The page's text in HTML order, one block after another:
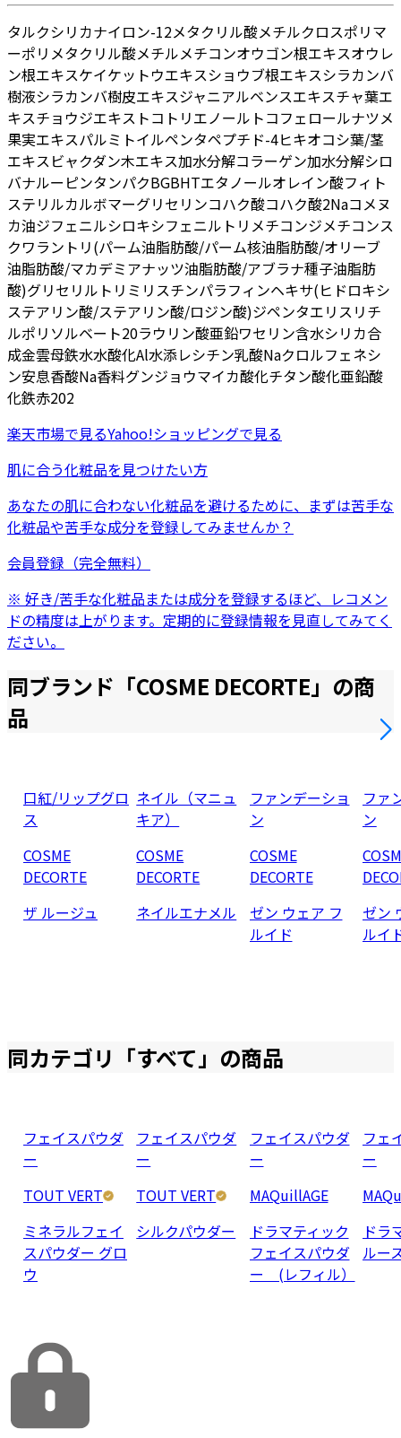
タルクシリカナイロン-12メタクリル酸メチルクロスポリマ
ーポリメタクリル酸メチルメチコンオウゴン根エキスオウレ
ン根エキスケイケットウエキスショウブ根エキスシラカンバ
樹液シラカンバ樹皮エキスジャニアルベンスエキスチャ葉エ
キスチョウジエキス トコトリエノール トコフェロールナツメ
果実エキスパルミトイルペンタペプチド-4ヒキオコシ葉/茎
エキスビャクダン木エキス加水分解コラーゲン加水分解シロ
バナルーピンタンパクBGBHTエタノールオレイン酸フィト
ステリルカルボマーグリセリンコハク酸コハク酸2Naコメヌ
カ油ジフェニルシロキシフェニルトリメチコンジメチコンス
クワラン トリ(パーム油脂肪酸/パーム核油脂肪酸/オリーブ
油脂肪酸/マカデミアナッツ油脂肪酸/アブラナ種子油脂肪
酸)グリセリル トリミリスチンパラフィンヘキサ(ヒドロキシ
ステアリン酸/ステアリン酸/ロジン酸)ジペンタエリスリチ
ルポリソルベート20ラウリン酸亜鉛ワセリン含水シリカ合
成金雲母鉄水水酸化Al水添レシチン乳酸Naクロルフェネシ
ン安息香酸Na香料グンジョウマイカ酸化チタン酸化亜鉛酸
化鉄赤202
楽天市場で見るYahoo!ショッピングで見る
肌に合う化粧品を見つけたい方
あなたの肌に合わない化粧品を避けるために、まずは苦手な
化粧品や苦手な成分を登録してみませんか？
会員登録（完全無料）
※ 好き/苦手な化粧品または成分を登録するほど、レコメン
ドの精度は上がります。定期的に登録情報を見直してみてく
ださい。
同ブランド「COSME DECORTE」の商
品
口紅/リップグロ
ス
COSME
DECORTE
ザ ルージュ
ネイル（マニュ
キア）
COSME
DECORTE
ネイルエナメル
ファンデーショ
ン
COSME
DECORTE
ゼン ウェア フ
ルイド
ファ
ン
ゼン
ルイ
同カテゴリ「すべて」の商品
フェイスパウダ
ー
TOUT VERT
ミネラルフェイ
スパウダー グロ
ウ
フェイスパウダ
ー
TOUT VERT
シルクパウダー
フェイスパウダ
ー
MAQuillAGE
ドラマティック
フェイスパウダ
ー (レフィル）
フェ
ー
ドラ
ルー